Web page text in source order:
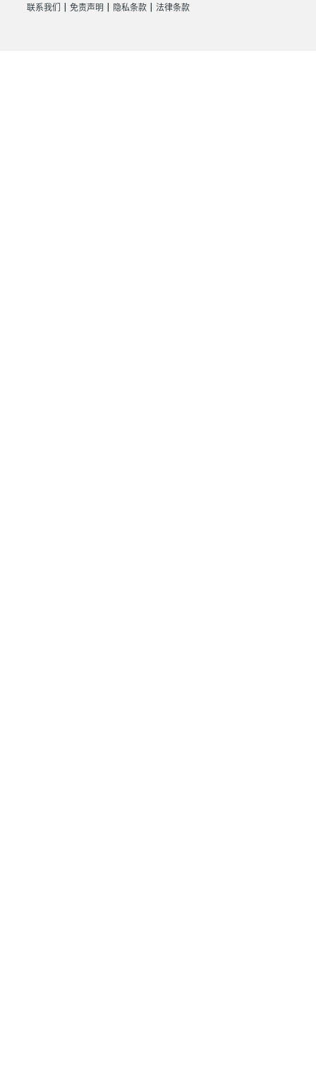
联系我们 | 免责声明 | 隐私条款 | 法律条款